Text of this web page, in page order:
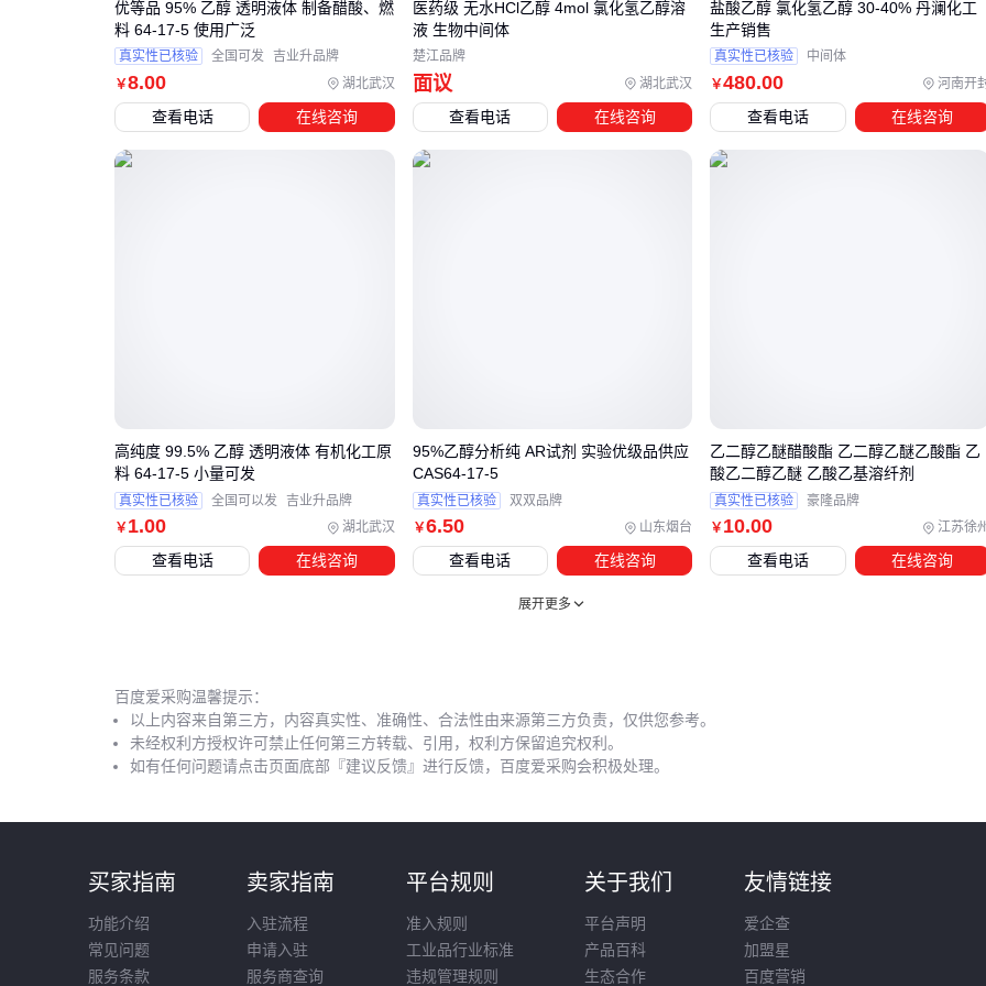
期接触可能导致材质溶胀。
防爆认证的密封储存桶，避免静电积聚
专用分装工具如防静电漏斗，减少操作时挥发
，定期监测作业环境浓度
液，降低存储压力。
五、操作高浓度乙醇最易忽视的三个细节
通风要求常被低估：
定期检查密封件老化情况，乙醇专用泵的轴承润滑需使用相容
性油脂。储存区建议配备
90%乙醇火灾不能用水扑灭，需就近配置专用灭火毯。泄漏处
选择90%乙醇解决方案时，应先明确场景对挥发控制、杀菌效
￥8.00 湖北武汉
优等品 95% 乙醇 透明液体 制备醋酸、燃
料 64-17-5 使用广泛
真实性已核验 全国可发 吉业升品牌
查看电话 在线咨询
面议 湖北武汉
医药级 无水HCl乙醇 4mol 氯化氢乙醇溶
液 生物中间体
楚江品牌
查看电话 在线咨询
￥480.00 河南开
盐酸乙醇 氯化氢乙醇 30-40% 丹澜化工
生产销售
真实性已核验 中间体
查看电话 在线咨询
￥ 1.00 湖北武汉
高纯度 99.5% 乙醇 透明液体 有机化工原
料 64-17-5 小量可发
真实性已核验 全国可以发 吉业升品牌
查看电话 在线咨询
￥6.50 山东烟台
95%乙醇分析纯 AR试剂 实验优级品供应
CAS64-17-5
真实性已核验 双双品牌
查看电话 在线咨询
￥ 10.00 江苏徐
乙二醇乙醚醋酸酯 乙二醇乙醚乙酸酯 乙
酸乙二醇乙醚 乙酸乙基溶纤剂
真实性已核验 豪隆品牌
查看电话 在线咨询
展开更多
百度爱采购温馨提示：
以上内容来自第三方，内容真实性、准确性、合法性由来源第三方负责，仅供您参考。
未经权利方授权许可禁止任何第三方转载、引用，权利方保留追究权利。
如有任何问题请点击页面底部『建议反馈』进行反馈，百度爱采购会积极处理。
买家指南
功能介绍
常见问题
服务条款
卖家指南
入驻流程
申请入驻
服务商查询
平台规则
准入规则
工业品行业标准
违规管理规则
关于我们
平台声明
产品百科
生态合作
友情链接
爱企查
加盟星
百度营销